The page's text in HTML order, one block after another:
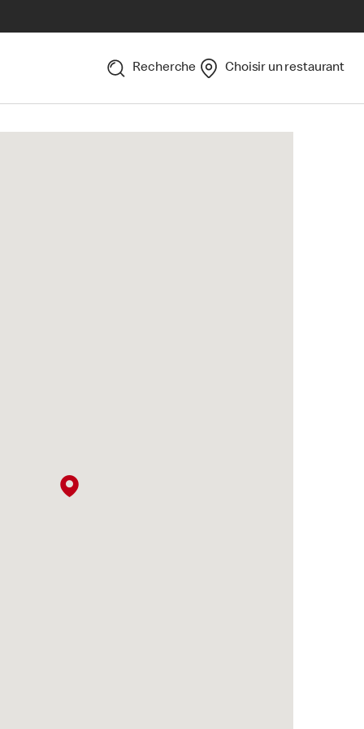
Recherche Choisir un restaurant